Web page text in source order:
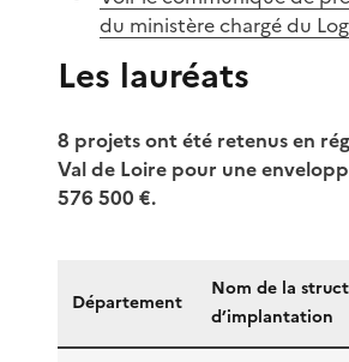
du ministère chargé du
Les lauréats
8 projets ont été retenus en
Val de Loire pour une
576 500 €.
Département
Nom de la
d’implantation